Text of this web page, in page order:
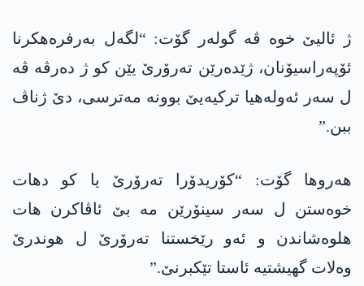
ژ ئالیێ خوە ڤە گولەر گۆت: “لگەل بەرفرەھکرنا
ئۆپەراسیۆنان، ژێدەرێن تەرۆرێ یێن کو ژ دەرڤە ڤە
ل سەر ئەولەھیا ترکیەیێ بوونە مەترسی، دێ ژناڤ
ببن.”
ھەروھا گۆت: “کۆریدۆرا تەرۆرێ یا کو دھات
خوەستن ل سەر سینۆرێن مە بێ ئاڤاکرن ھات
ھلوەشاندن و ئەو رێخستنا تەرۆرێ ل ھوندرێ
وەلات گھیشتیە ئاستا تێکبرنێ.”